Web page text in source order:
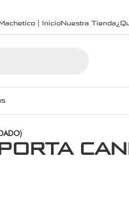
| InicioNuestra Tienda